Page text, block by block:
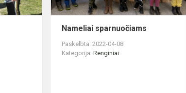
Nameliai sparnuočiams
Paskelbta: 2022-04-08
Kategorija:Renginiai